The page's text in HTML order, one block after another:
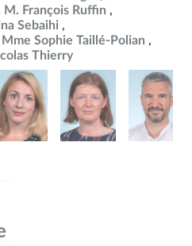
M. François Ruffin
Sebaihi
Mme Sophie Taillé-Polian
Thierry